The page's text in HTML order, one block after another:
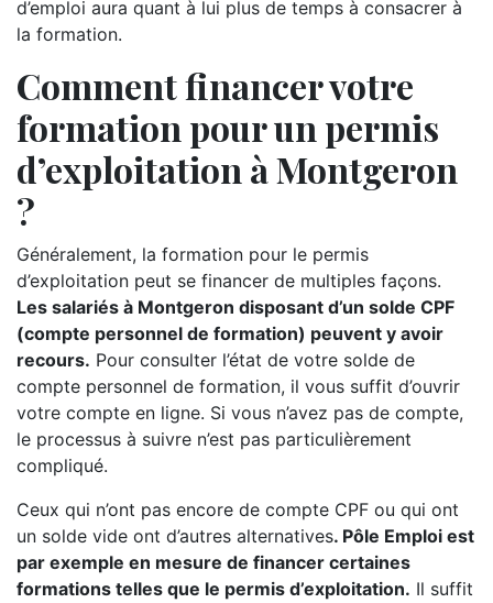
d’emploi aura quant à lui plus de temps à consacrer à
la formation.
Comment financer votre
formation pour un permis
d’exploitation à Montgeron
?
Généralement, la formation pour le permis
d’exploitation peut se financer de multiples façons.
Les salariés à Montgeron disposant d’un solde CPF
(compte personnel de formation) peuvent y avoir
recours. Pour consulter l’état de votre solde de
compte personnel de formation, il vous suffit d’ouvrir
votre compte en ligne. Si vous n’avez pas de compte,
le processus à suivre n’est pas particulièrement
compliqué.
Ceux qui n’ont pas encore de compte CPF ou qui ont
un solde vide ont d’autres alternatives. Pôle Emploi est
par exemple en mesure de financer certaines
formations telles que le permis d’exploitation. Il suffit